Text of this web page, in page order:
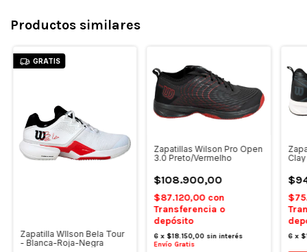
Productos similares
GRATIS
Zapatilla WIlson Bela Tour
- Blanca-Roja-Negra
Zapatillas Wilson Pro Open
3.0 Preto/Vermelho
$108.900,00
$87.120,00 con
Transferencia o
depósito
6 x$18.150,00 sin interés
Envío Gratis
Clay
6 x